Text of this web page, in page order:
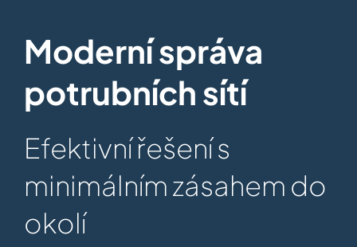
Moderní správa
potrubních sítí
Efektivní řešení s
minimálním zásahem do
okolí